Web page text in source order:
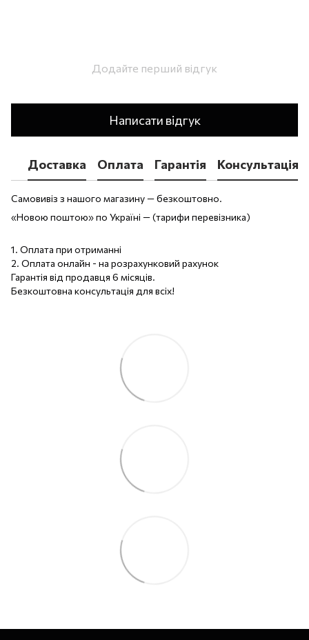
Додайте перший відгук
Написати відгук
Доставка Оплата Гарантія Консультація
Самовивіз з нашого магазину — безкоштовно.
«Новою поштою» по Україні — (тарифи перевізника)
1. Оплата при отриманні
2. Оплата онлайн - на розрахунковий рахунок
Гарантія від продавця 6 місяців.
Безкоштовна консультація для всіх!